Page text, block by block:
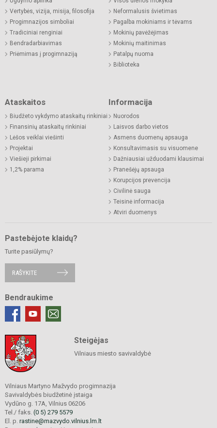
Vertybės, vizija, misija, filosofija
Progimnazijos simboliai
Tradiciniai renginiai
Bendradarbiavimas
Priėmimas į progimnaziją
Neformalusis švietimas
Pagalba mokiniams ir tėvams
Mokinių pavėžėjimas
Mokinių maitinimas
Patalpų nuoma
Biblioteka
Ataskaitos
Biudžeto vykdymo ataskaitų rinkiniai
Finansinių ataskaitų rinkiniai
Lėšos veiklai viešinti
Projektai
Viešieji pirkimai
1,2% parama
Informacija
Nuorodos
Laisvos darbo vietos
Asmens duomenų apsauga
Konsultavimasis su visuomene
Dažniausiai užduodami klausimai
Pranešėjų apsauga
Korupcijos prevencija
Civilinė sauga
Teisinė informacija
Atviri duomenys
Pastebėjote klaidų?
Turite pasiūlymų?
RAŠYKITE
Bendraukime
Steigėjas
Vilniaus miesto savivaldybė
Vilniaus Martyno Mažvydo progimnazija
Savivaldybės biudžetinė įstaiga
Vydūno g. 17A, Vilnius 06206
Tel./ faks. (0 5) 279 5579
El. p. rastine@mazvydo.vilnius.lm.lt